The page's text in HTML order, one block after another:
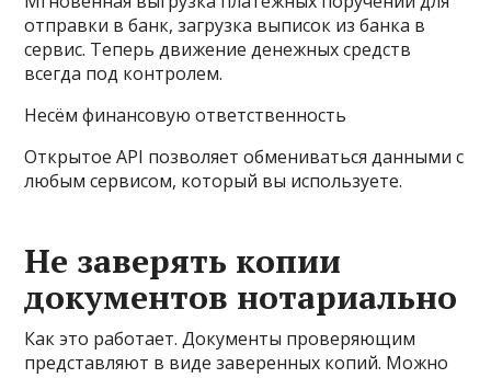
отправки в банк, загрузка выписок из банка в
сервис. Теперь движение денежных средств
всегда под контролем.
Несём финансовую ответственность
Открытое API позволяет обмениваться данными с
любым сервисом, который вы используете.
Не заверять копии
документов нотариально
Как это работает. Документы проверяющим
представляют в виде заверенных копий. Можно